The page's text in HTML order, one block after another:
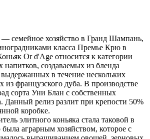
семейное хозяйство в Гранд Шампань,
класса Премье Крю в
Or d'Age относится к категории
создаваемых из бленда
в течение нескольких
из французского дуба. В производстве
сорта Уни Блан с собственных
Данный релиз разлит при крепости 50%
коробке.
элитного коньяка стала таковой в
была аграрным хозяйством, которое с